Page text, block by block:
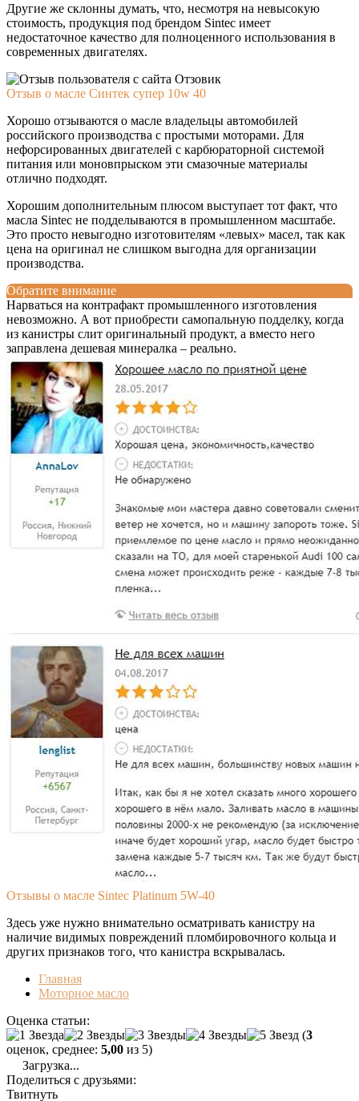
Другие же склонны думать, что, несмотря на невысокую
стоимость, продукция под брендом Sintec имеет
недостаточное качество для полноценного использования в
современных двигателях.
Отзыв о масле Синтек супер 10w 40
Хорошо отзываются о масле владельцы автомобилей
российского производства с простыми моторами. Для
нефорсированных двигателей с карбюраторной системой
питания или моновпрыском эти смазочные материалы
отлично подходят.
Хорошим дополнительным плюсом выступает тот факт, что
масла Sintec не подделываются в промышленном масштабе.
Это просто невыгодно изготовителям «левых» масел, так как
цена на оригинал не слишком выгодна для организации
производства.
Обратите внимание
Нарваться на контрафакт промышленного изготовления
невозможно. А вот приобрести самопальную подделку, когда
из канистры слит оригинальный продукт, а вместо него
заправлена дешевая минералка – реально.
Отзывы о масле Sintec Platinum 5W-40
Здесь уже нужно внимательно осматривать канистру на
наличие видимых повреждений пломбировочного кольца и
других признаков того, что канистра вскрывалась.
Главная
Моторное масло
Оценка статьи:
(3
оценок, среднее: 5,00 из 5)
Загрузка...
Поделиться с друзьями:
Твитнуть